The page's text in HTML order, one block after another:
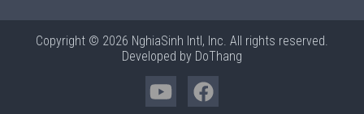
Copyright © 2026 NghiaSinh Intl, Inc. All rights reserved.
Developed by DoThang